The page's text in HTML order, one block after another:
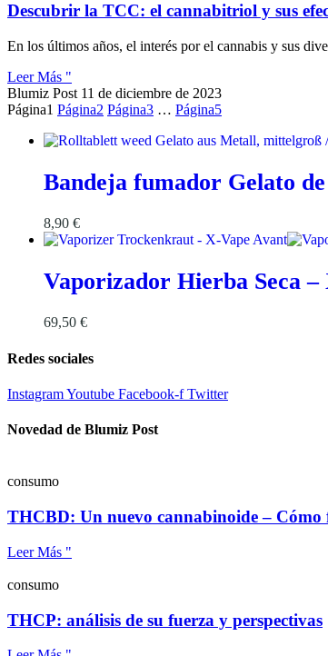
Descubrir la TCC: el cannabitriol y sus
En los últimos años, el interés por el cannabis y sus
Leer Más "
Blumiz Post 11 de diciembre de 2023
Página1 Página2 Página3 … Página5
Bandeja fumador Gelato
8,90 €
Vaporizador Hierba Seca –
69,50 €
Redes sociales
InstagramYoutube Facebook-f Twitter
Novedad de Blumiz Post
consumo
THCBD: Un nuevo cannabinoide – Cómo
Leer Más "
consumo
THCP: análisis de su fuerza y perspectivas